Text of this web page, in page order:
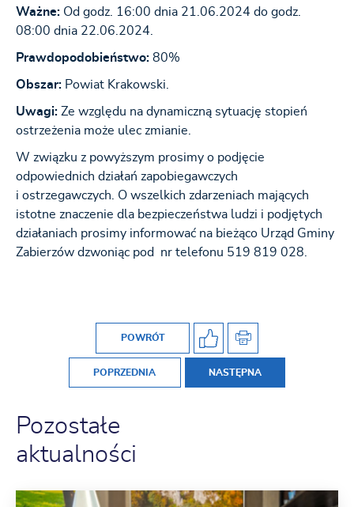
Ważne: Od godz. 16:00 dnia 21.06.2024 do godz.
08:00 dnia 22.06.2024.
Prawdopodobieństwo: 80%
Obszar: Powiat Krakowski.
Uwagi: Ze względu na dynamiczną sytuację stopień
ostrzeżenia może ulec zmianie.
W związku z powyższym prosimy o podjęcie
odpowiednich działań zapobiegawczych
i ostrzegawczych. O wszelkich zdarzeniach mających
istotne znaczenie dla bezpieczeństwa ludzi i podjętych
działaniach prosimy informować na bieżąco Urząd Gminy
Zabierzów dzwoniąc pod nr telefonu 519 819 028.
POWRÓT
POPRZEDNIA NASTĘPNA
Pozostałe
aktualności